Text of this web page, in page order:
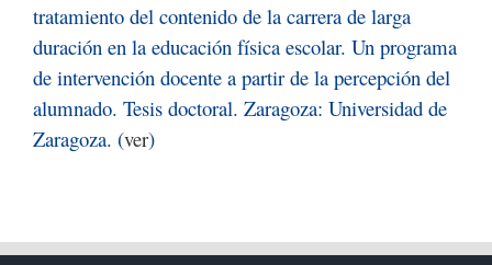
tratamiento del contenido de la carrera de larga
duración en la educación física escolar. Un programa
de intervención docente a partir de la percepción del
alumnado. Tesis doctoral. Zaragoza: Universidad de
Zaragoza. (ver)